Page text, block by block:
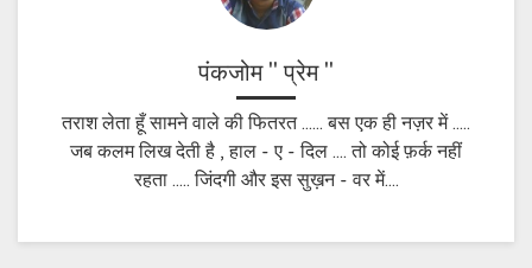
पंकजोम " प्रेम "
तराश लेता हूँ सामने वाले की फितरत ...... बस एक ही नज़र में .....
जब कलम लिख देती है , हाल - ए - दिल .... तो कोई फ़र्क नहीं
रहता ..... जिंदगी और इस सुख़न - वर में....